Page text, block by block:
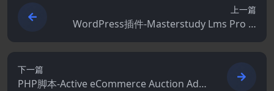
上一篇
WordPress插件-Masterstudy Lms Pro 4.
4.11(Masterstudy拓展)
下一篇
PHP脚本-Active eCommerce Auction Add